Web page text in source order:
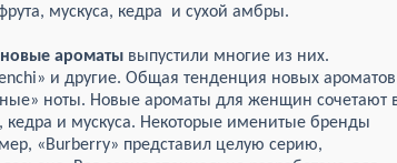
мускуса, кедра и сухой амбры.
новые ароматы выпустили многие из них.
и другие. Общая тенденция новых ароматов
ноты. Новые ароматы для женщин сочетают
и мускуса. Некоторые именитые бренды
«Burberry» представил целую серию,